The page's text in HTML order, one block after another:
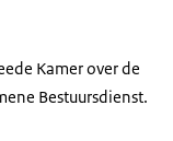
Kamer over de
Bestuursdienst.